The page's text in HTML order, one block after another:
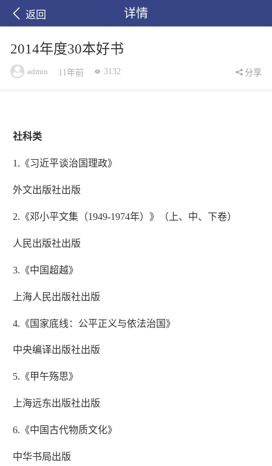
返回 详情
2014年度30本好书
admin 11年前 3132 分享
社科类
1.《习近平谈治国理政》
外文出版社出版
2.《邓小平文集（1949-1974年）》（上、中、下卷）
人民出版社出版
3.《中国超越》
上海人民出版社出版
4.《国家底线：公平正义与依法治国》
中央编译出版社出版
5.《甲午殇思》
上海远东出版社出版
6.《中国古代物质文化》
中华书局出版